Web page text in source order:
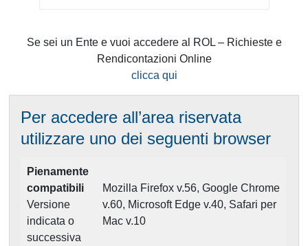
Se sei un Ente e vuoi accedere al ROL – Richieste e
Rendicontazioni Online
clicca qui
Per accedere all’area riservata
utilizzare uno dei seguenti browser
Pienamente
compatibili
Versione
indicata o
successiva
Mozilla Firefox v.56, Google Chrome
v.60, Microsoft Edge v.40, Safari per
Mac v.10